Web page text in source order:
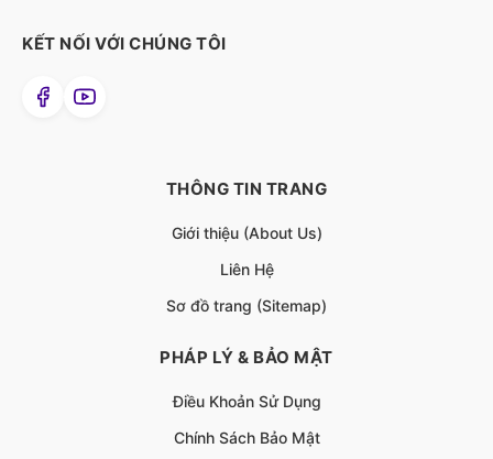
KẾT NỐI VỚI CHÚNG TÔI
THÔNG TIN TRANG
Giới thiệu (About Us)
Liên Hệ
Sơ đồ trang (Sitemap)
PHÁP LÝ & BẢO MẬT
Điều Khoản Sử Dụng
Chính Sách Bảo Mật